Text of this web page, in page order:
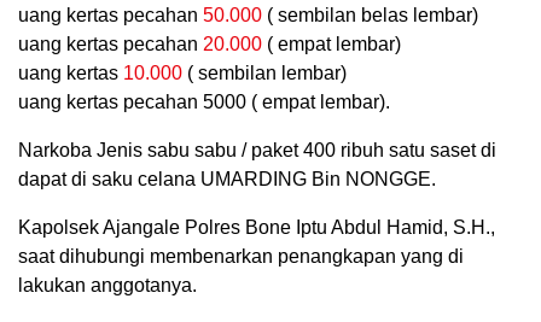
uang kertas pecahan 50.000 ( sembilan belas lembar)
uang kertas pecahan 20.000 ( empat lembar)
uang kertas 10.000 ( sembilan lembar)
uang kertas pecahan 5000 ( empat lembar).
Narkoba Jenis sabu sabu / paket 400 ribuh satu saset di
dapat di saku celana UMARDING Bin NONGGE.
Kapolsek Ajangale Polres Bone Iptu Abdul Hamid, S.H.,
saat dihubungi membenarkan penangkapan yang di
lakukan anggotanya.